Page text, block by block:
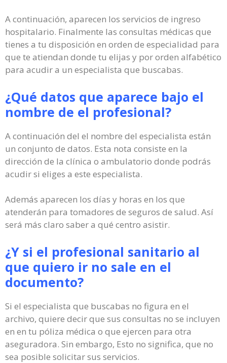
A continuación, aparecen los servicios de ingreso
hospitalario. Finalmente las consultas médicas que
tienes a tu disposición en orden de especialidad para
que te atiendan donde tu elijas y por orden alfabético
para acudir a un especialista que buscabas.
¿Qué datos que aparece bajo el
nombre de el profesional?
A continuación del el nombre del especialista están
un conjunto de datos. Esta nota consiste en la
dirección de la clínica o ambulatorio donde podrás
acudir si eliges a este especialista.
Además aparecen los días y horas en los que
atenderán para tomadores de seguros de salud. Así
será más claro saber a qué centro asistir.
¿Y si el profesional sanitario al
que quiero ir no sale en el
documento?
Si el especialista que buscabas no figura en el
archivo, quiere decir que sus consultas no se incluyen
en en tu póliza médica o que ejercen para otra
aseguradora. Sin embargo, Esto no significa, que no
sea posible solicitar sus servicios.